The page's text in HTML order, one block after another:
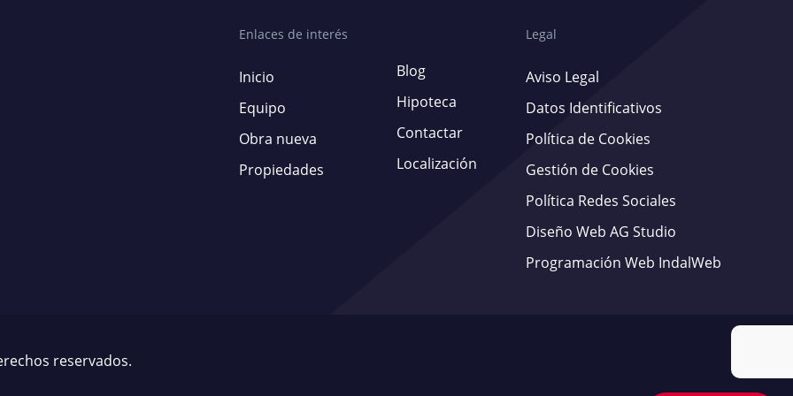
Enlaces de interés
Inicio
Equipo
Obra nueva
Propiedades
Blog
Hipoteca
Contactar
Localización
Legal
Aviso Legal
Datos Identificativos
Política de Cookies
Gestión de Cookies
Política Redes Sociales
Diseño Web AG Studio
Programación Web IndalWeb
reservados.